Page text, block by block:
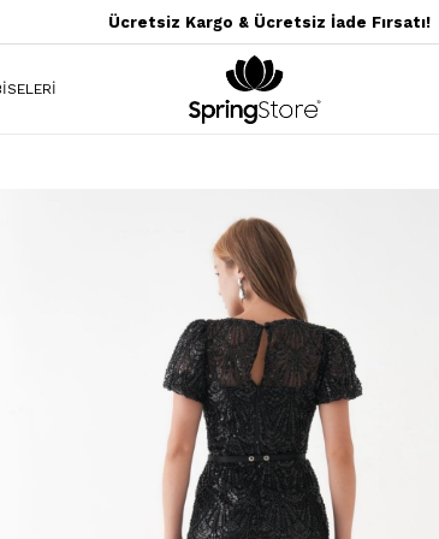
Ücretsiz Kargo & Ücretsiz İade Fırsatı!